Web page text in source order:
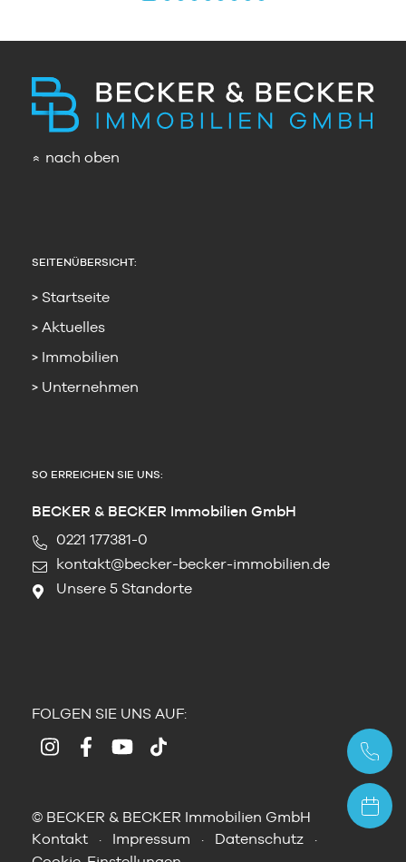
» nach oben
SEITENÜBERSICHT:
Startseite
Aktuelles
Immobilien
Unternehmen
SO ERREICHEN SIE UNS:
BECKER & BECKER Immobilien GmbH
0221 177381-0
kontakt@becker-becker-immobilien.de
Unsere 5 Standorte
FOLGEN SIE UNS AUF:
© BECKER & BECKER Immobilien GmbH
Kontakt
Impressum
Datenschutz